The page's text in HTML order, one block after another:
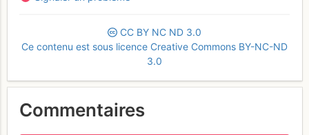
CC BY NC ND 3.0
Ce contenu est sous licence Creative Commons BY-NC-ND
3.0
Commentaires